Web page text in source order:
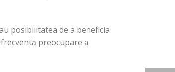
posibilitatea de a beneficia
preocupare a